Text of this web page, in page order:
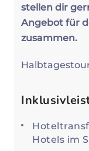
stellen dir
Angebot für
zusammen.
Hotels im